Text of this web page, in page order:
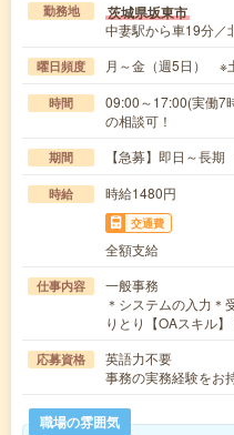
勤務地 茨城県坂東市
中妻駅から車19分／
曜日頻度 月～金（週5日） ※
時間
09:00～17:00(実働
の相談可！
期間 【急募】即日～長
時給 時給1480円
交通費
全額支給
仕事内容
一般事務
＊システムの入力＊
りとり【OAスキル
応募資格
英語力不要
事務の実務経験をお
職場の雰囲気